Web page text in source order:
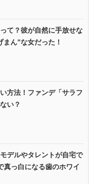
て？彼が自然に手放せな
まん”な女だった！
方法！ファンデ「サラフ
い？
デルやタレントが自宅で
真っ白になる歯のホワイ